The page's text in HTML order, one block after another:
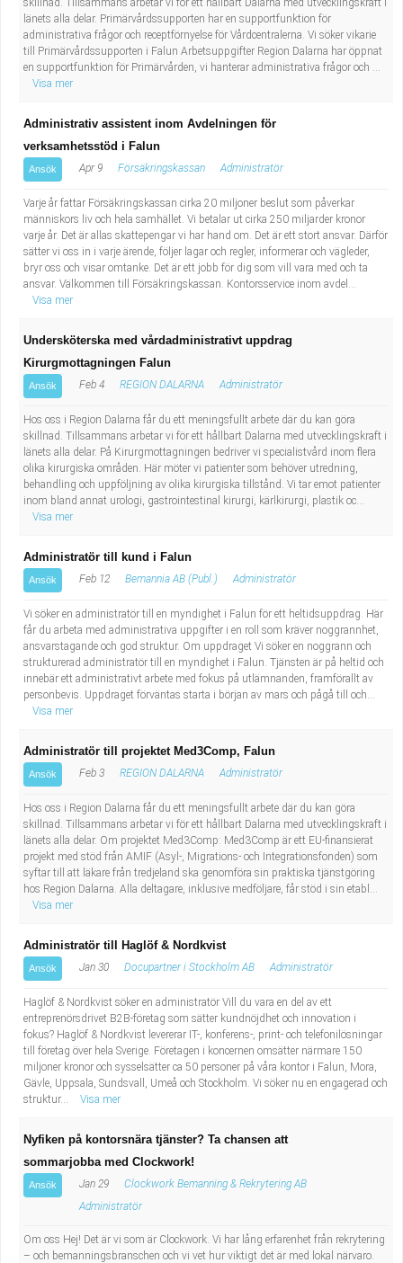
skillnad. Tillsammans arbetar vi för ett hållbart Dalarna med utvecklingskraft i
länets alla delar. Primärvårdssupporten har en supportfunktion för
administrativa frågor och receptförnyelse för Vårdcentralerna. Vi söker vikarie
till Primärvårdssupporten i Falun Arbetsuppgifter Region Dalarna har öppnat
en supportfunktion för Primärvården, vi hanterar administrativa frågor och ...
Visa mer
Administrativ assistent inom Avdelningen för
verksamhetsstöd i Falun
Ansök Apr 9 Försäkringskassan Administratör
Varje år fattar Försäkringskassan cirka 20 miljoner beslut som påverkar
människors liv och hela samhället. Vi betalar ut cirka 250 miljarder kronor
varje år. Det är allas skattepengar vi har hand om. Det är ett stort ansvar. Därför
sätter vi oss in i varje ärende, följer lagar och regler, informerar och vägleder,
bryr oss och visar omtanke. Det är ett jobb för dig som vill vara med och ta
ansvar. Välkommen till Försäkringskassan. Kontorsservice inom avdel...
Visa mer
Undersköterska med vårdadministrativt uppdrag
Kirurgmottagningen Falun
Ansök Feb 4 REGION DALARNA Administratör
Hos oss i Region Dalarna får du ett meningsfullt arbete där du kan göra
skillnad. Tillsammans arbetar vi för ett hållbart Dalarna med utvecklingskraft i
länets alla delar. På Kirurgmottagningen bedriver vi specialistvård inom flera
olika kirurgiska områden. Här möter vi patienter som behöver utredning,
behandling och uppföljning av olika kirurgiska tillstånd. Vi tar emot patienter
inom bland annat urologi, gastrointestinal kirurgi, kärlkirurgi, plastik oc...
Visa mer
Administratör till kund i Falun
Ansök Feb 12 Bemannia AB (Publ.) Administratör
Vi söker en administratör till en myndighet i Falun för ett heltidsuppdrag. Här
får du arbeta med administrativa uppgifter i en roll som kräver noggrannhet,
ansvarstagande och god struktur. Om uppdraget Vi söker en noggrann och
strukturerad administratör till en myndighet i Falun. Tjänsten är på heltid och
innebär ett administrativt arbete med fokus på utlämnanden, framförallt av
personbevis. Uppdraget förväntas starta i början av mars och pågå till och...
Visa mer
Administratör till projektet Med3Comp, Falun
Ansök Feb 3 REGION DALARNA Administratör
Hos oss i Region Dalarna får du ett meningsfullt arbete där du kan göra
skillnad. Tillsammans arbetar vi för ett hållbart Dalarna med utvecklingskraft i
länets alla delar. Om projektet Med3Comp: Med3Comp är ett EU-finansierat
projekt med stöd från AMIF (Asyl-, Migrations- och Integrationsfonden) som
syftar till att läkare från tredjeland ska genomföra sin praktiska tjänstgöring
hos Region Dalarna. Alla deltagare, inklusive medföljare, får stöd i sin etabl...
Visa mer
Administratör till Haglöf & Nordkvist
Ansök Jan 30 Docupartner i Stockholm AB Administratör
Haglöf & Nordkvist söker en administratör Vill du vara en del av ett
entreprenörsdrivet B2B-företag som sätter kundnöjdhet och innovation i
fokus? Haglöf & Nordkvist levererar IT-, konferens-, print- och telefonilösningar
till företag över hela Sverige. Företagen i koncernen omsätter närmare 150
miljoner kronor och sysselsätter ca 50 personer på våra kontor i Falun, Mora,
Gävle, Uppsala, Sundsvall, Umeå och Stockholm. Vi söker nu en engagerad och
struktur...
Visa mer
Nyfiken på kontorsnära tjänster? Ta chansen att
sommarjobba med Clockwork!
Ansök Jan 29
Clockwork Bemanning & Rekrytering AB
Administratör
Om oss Hej! Det är vi som är Clockwork. Vi har lång erfarenhet från rekrytering
– och bemanningsbranschen och vi vet hur viktigt det är med lokal närvaro.